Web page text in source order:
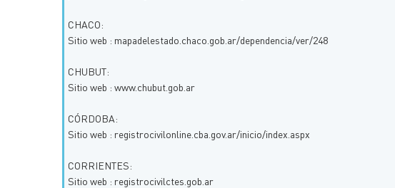
CHACO:
Sitio web : mapadelestado.chaco.gob.ar/dependencia/ver/248
CHUBUT:
Sitio web : www.chubut.gob.ar
CÓRDOBA:
Sitio web : registrocivilonline.cba.gov.ar/inicio/index.aspx
CORRIENTES:
Sitio web : registrocivilctes.gob.ar